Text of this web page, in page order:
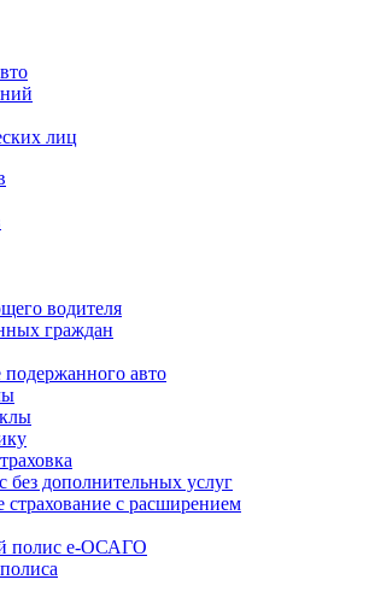
лиц
водителя
граждан
авто
без дополнительных услуг
страхование с расширением
полис е-ОСАГО